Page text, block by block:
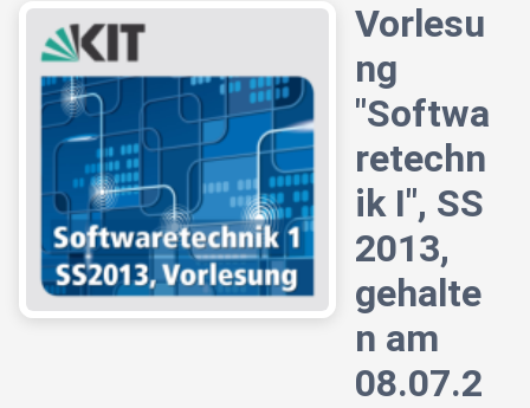
Vorlesu
ng
"Softwa
retechn
ik I", SS
2013,
gehalte
n am
08.07.2